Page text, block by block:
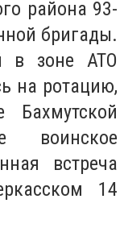
района 93-
бригады.
в зоне АТО
на ротацию,
воинское
встреча
14